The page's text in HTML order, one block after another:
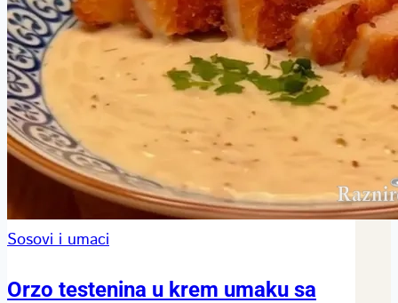
Sosovi i umaci
Orzo testenina u krem umaku sa